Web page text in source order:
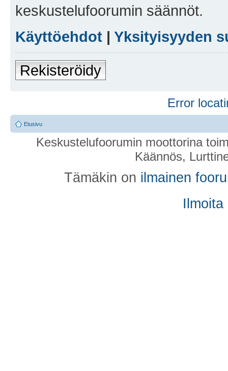
keskustelufoorumin säännöt.
Käyttöehdot | Yksityisyyden
Rekisteröidy
Error
Etusivu
Keskustelufoorumin moottorina
Käännös,
Tämäkin on ilmainen